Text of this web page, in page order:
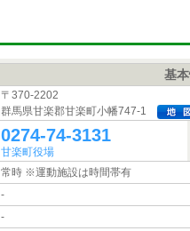
基
〒370-2202
群馬県甘楽郡甘楽町小幡747-1
0274-74-3131
甘楽町役場
常時 ※運動施設は時間帯有
-
-